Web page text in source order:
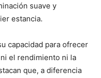
suave y
estancia.
capacidad para ofrecer
el rendimiento ni la
que, a diferencia